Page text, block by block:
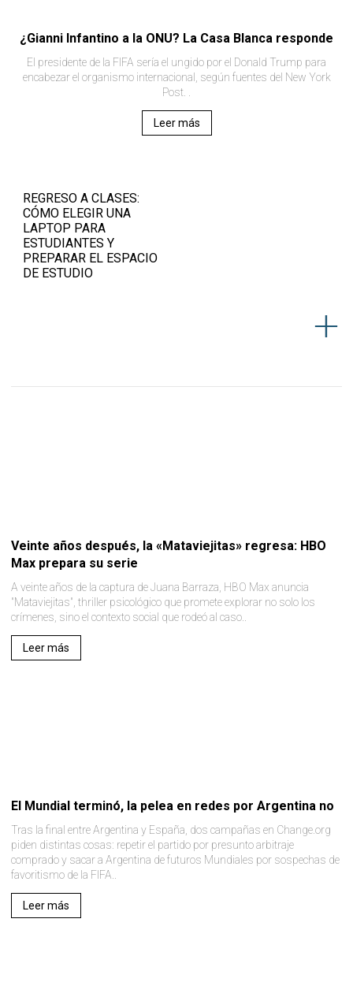
¿Gianni Infantino a la ONU? La Casa Blanca responde
El presidente de la FIFA sería el ungido por el Donald Trump para
encabezar el organismo internacional, según fuentes del New York
Post. .
Leer más
REGRESO A CLASES:
CÓMO ELEGIR UNA
LAPTOP PARA
ESTUDIANTES Y
PREPARAR EL ESPACIO
DE ESTUDIO
Veinte años después, la «Mataviejitas» regresa: HBO
Max prepara su serie
A veinte años de la captura de Juana Barraza, HBO Max anuncia
"Mataviejitas", thriller psicológico que promete explorar no solo los
crímenes, sino el contexto social que rodeó al caso..
Leer más
El Mundial terminó, la pelea en redes por Argentina no
Tras la final entre Argentina y España, dos campañas en Change.org
piden distintas cosas: repetir el partido por presunto arbitraje
comprado y sacar a Argentina de futuros Mundiales por sospechas de
favoritismo de la FIFA..
Leer más